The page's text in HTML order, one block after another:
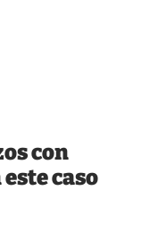
con
caso